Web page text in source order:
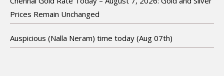
Prices Remain Unchanged
Auspicious (Nalla Neram) time today (Aug 07th)